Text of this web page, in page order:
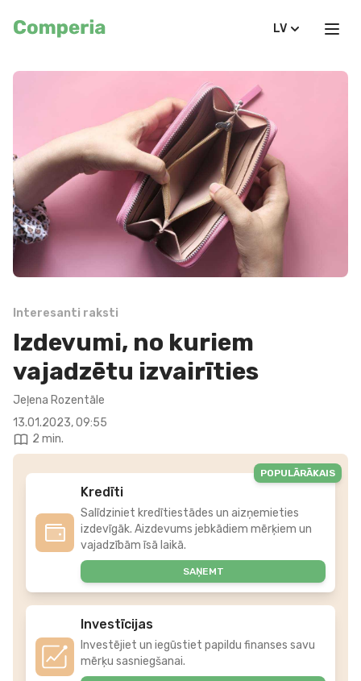
LV
Interesanti raksti
Izdevumi, no kuriem
vajadzētu izvairīties
Jeļena Rozentāle
13.01.2023, 09:55
2 min.
Kredīti
Salīdziniet kredītiestādes un aizņemieties
izdevīgāk. Aizdevums jebkādiem mērķiem un
vajadzībām īsā laikā.
SAŅEMT
POPULĀRĀKAIS
Investīcijas
Investējiet un iegūstiet papildu finanses savu
mērķu sasniegšanai.